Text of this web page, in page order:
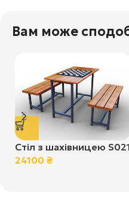
Вам може
Стіл з шахівницею S021
24100 ₴